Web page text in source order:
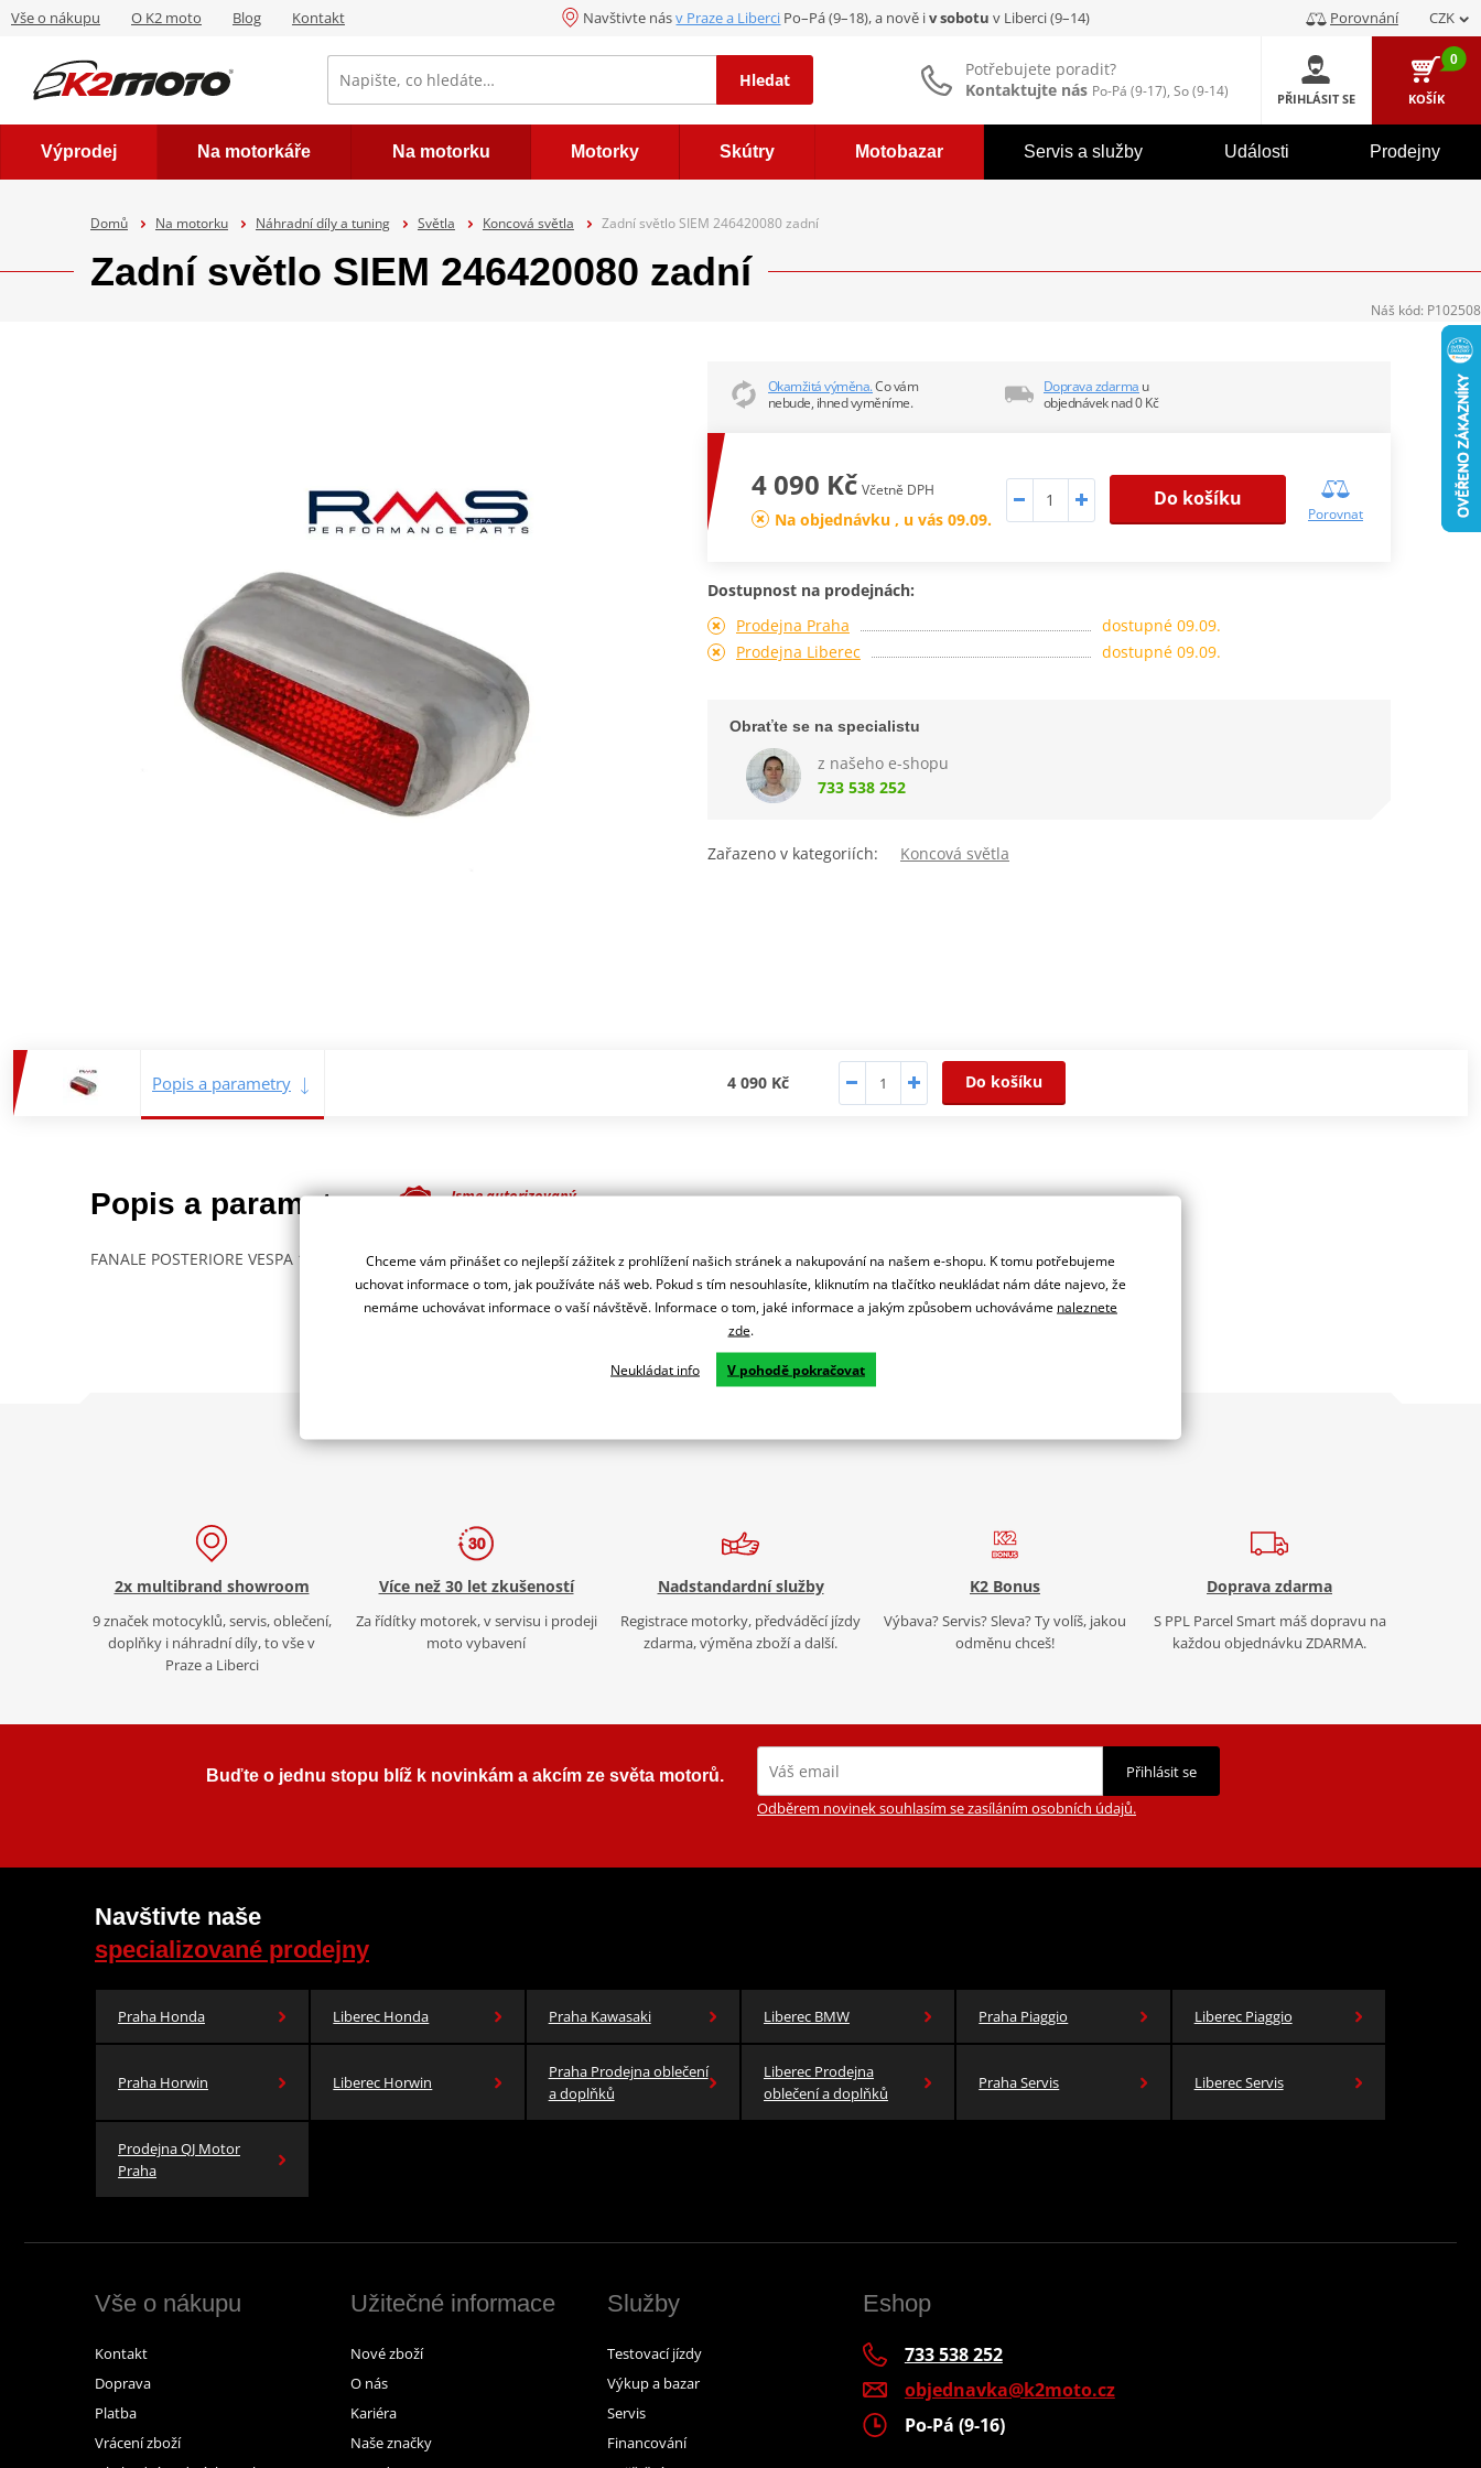
Vše o nákupu O K2 moto Blog Kontakt Navštivte násv Praze a Liberci Po–Pá (9–18), a nově iv sobotu v Liberci (9–14) Porovnání CZK
Hledat
Potřebujete poradit?
Kontaktujte nás Po-Pá (9-17), So (9-14) PŘIHLÁSIT SE
0
KOŠÍK
Výprodej Na motorkáře Na motorku Motorky Skútry Motobazar Servis a služby Události Prodejny
Domů Na motorku Náhradní díly a tuning Světla Koncová světla Zadní světlo SIEM 246420080 zadní
Zadní světlo SIEM 246420080 zadní
Okamžitá výměna.Co vám
nebude, ihned vyměníme.
Doprava zdarma u
objednávek nad 0 Kč
4 090 Kč Včetně DPH
Na objednávku , u vás 09.09.
Do košíku
Porovnat
Dostupnost na prodejnách:
Prodejna Praha
dostupné 09.09.
Prodejna Liberec
dostupné 09.09.
Obraťte se na specialistu
z našeho e-shopu
733 538 252
Zařazeno v kategoriích: Koncová světla
Popis a parametry 4 090 Kč Do košíku
Popis a parametry
Jsme autorizovaný
FANALE POSTERIORE VESPA 125 51
Náš kód: P102508
2x multibrand showroom
9 značek motocyklů, servis, oblečení,
doplňky i náhradní díly, to vše v
Praze a Liberci
Více než 30 let zkušeností
Za řídítky motorek, v servisu i prodeji
moto vybavení
Nadstandardní služby
Registrace motorky, předváděcí jízdy
zdarma, výměna zboží a další.
K2 Bonus
Výbava? Servis? Sleva? Ty volíš, jakou
odměnu chceš!
Doprava zdarma
S PPL Parcel Smart máš dopravu na
každou objednávku ZDARMA.
Buďte o jednu stopu blíž k novinkám a akcím ze světa motorů.
Přihlásit se
Odběrem novinek souhlasím se zasíláním osobních údajů.
Navštivte naše
specializované prodejny
Praha Honda Liberec Honda Praha Kawasaki Liberec BMW Praha Piaggio Liberec Piaggio
Praha Horwin Liberec Horwin
Praha Prodejna oblečení
a doplňků
Liberec Prodejna
oblečení a doplňků
Praha Servis Liberec Servis
Prodejna QJ Motor
Praha
Vše o nákupu
Kontakt
Doprava
Platba
Vrácení zboží
Užitečné informace
Nové zboží
O nás
Kariéra
Naše značky
Služby
Testovací jízdy
Výkup a bazar
Servis
Financování
Eshop
733 538 252
objednavka@k2moto.cz
Po-Pá (9-16)
Chceme vám přinášet co nejlepší zážitek z prohlížení našich stránek a nakupování na našem e-shopu. K tomu potřebujeme
uchovat informace o tom, jak používáte náš web. Pokud s tím nesouhlasíte, kliknutím na tlačítko neukládat nám dáte najevo, že
nemáme uchovávat informace o vaší návštěvě. Informace o tom, jaké informace a jakým způsobem uchováváme naleznete
zde.
Neukládat info V pohodě pokračovat